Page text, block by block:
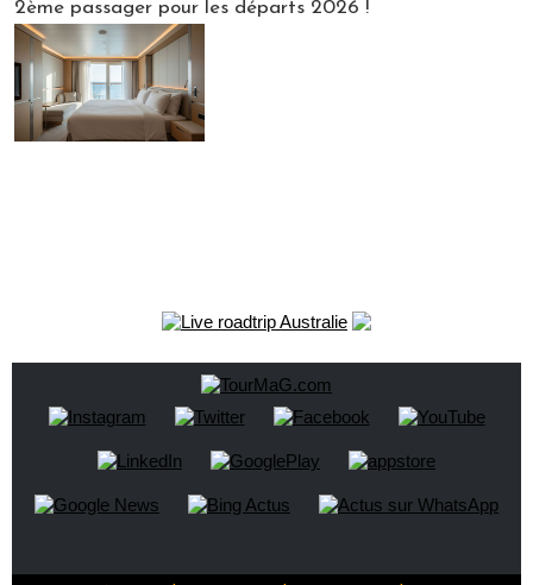
2ème passager pour les départs 2026 !